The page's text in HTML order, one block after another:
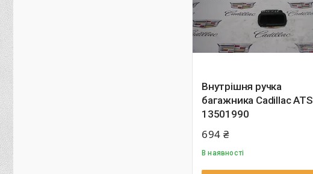
Внутрішня ручка
багажника Cadillac ATS
13501990
694 ₴
В наявності